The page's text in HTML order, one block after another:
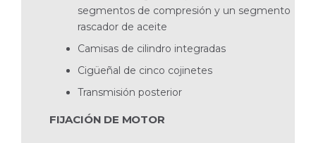
segmentos de compresión y un segmento
rascador de aceite
Camisas de cilindro integradas
Cigüeñal de cinco cojinetes
Transmisión posterior
FIJACIÓN DE MOTOR